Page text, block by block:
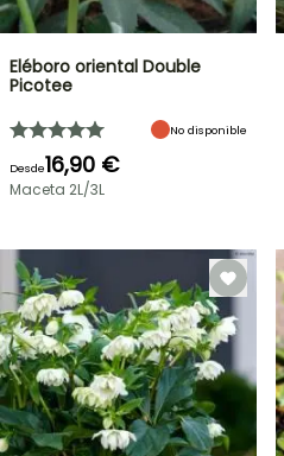
Eléboro oriental Double
Picotee
No disponible
Desde16,90 €
Maceta 2L/3L